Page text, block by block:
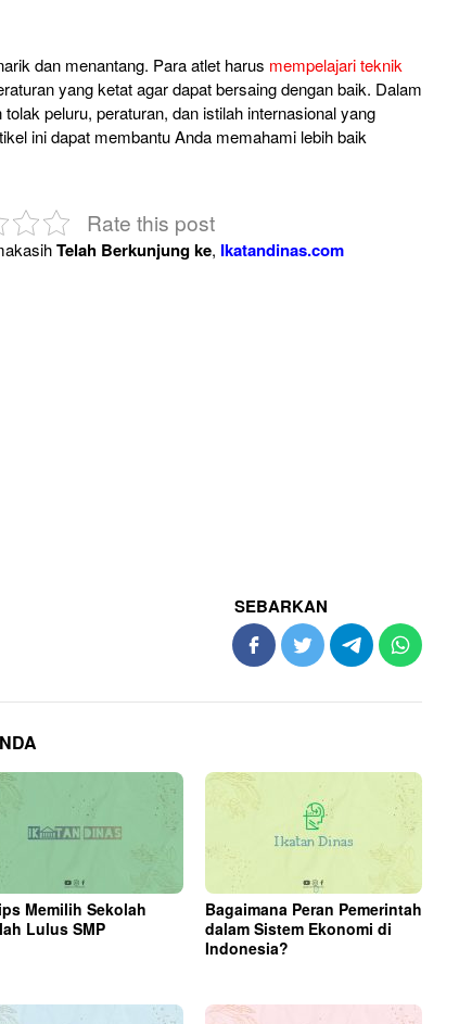
dan menantang. Para atlet harus mempelajari teknik
yang ketat agar dapat bersaing dengan baik. Dalam
peluru, peraturan, dan istilah internasional yang
ini dapat membantu Anda memahami lebih baik
Rate this post
Telah Berkunjung ke, Ikatandinas.com
SEBARKAN
Memilih Sekolah
Lulus SMP
Bagaimana Peran Pemerintah
dalam Sistem Ekonomi di
Indonesia?